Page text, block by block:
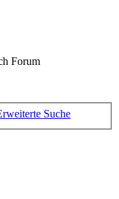
Forum
Suche